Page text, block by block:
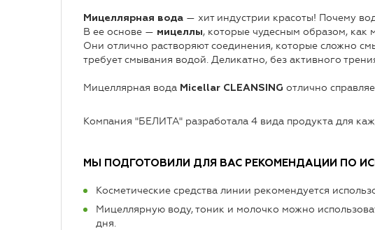
Мицеллярная вода — хит индустрии красоты! Почему
В ее основе — мицеллы, которые чудесным образом, как
Они отлично растворяют соединения, которые сложно
требует смывания водой. Деликатно, без активного
Мицеллярная вода Micellar CLEANSING отлично
Компания "БЕЛИТА" разработала 4 вида продукта для
МЫ ПОДГОТОВИЛИ ДЛЯ ВАС РЕКОМЕНДАЦИИ ПО
Косметические средства линии рекомендуется
Мицеллярную воду, тоник и молочко можно
дня.